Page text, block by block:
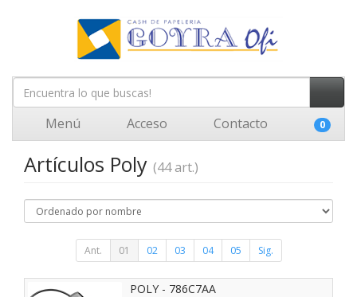
Menú Acceso Contacto 0
Artículos Poly (44 art.)
Ant. 01 02 03 04 05 Sig.
POLY - 786C7AA